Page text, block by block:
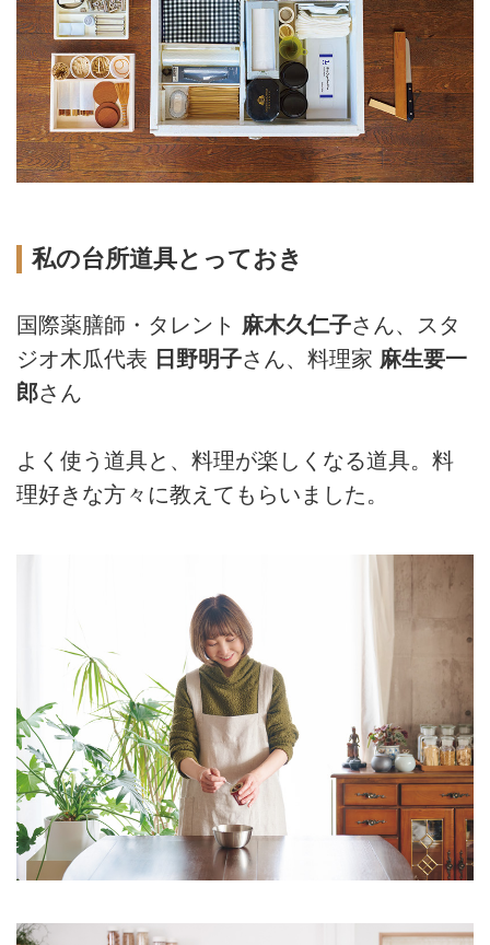
私の台所道具とっておき
国際薬膳師・タレント 麻木久仁子さん、スタ
ジオ木瓜代表 日野明子さん、料理家 麻生要一
郎さん
よく使う道具と、料理が楽しくなる道具。料
理好きな方々に教えてもらいました。